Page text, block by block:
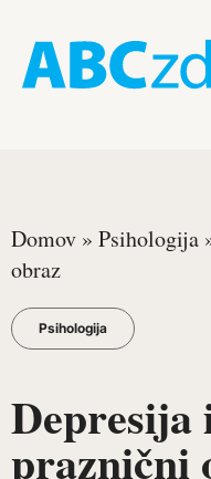
Domov » Psihologija
obraz
Psihologija
Depresija
praznični